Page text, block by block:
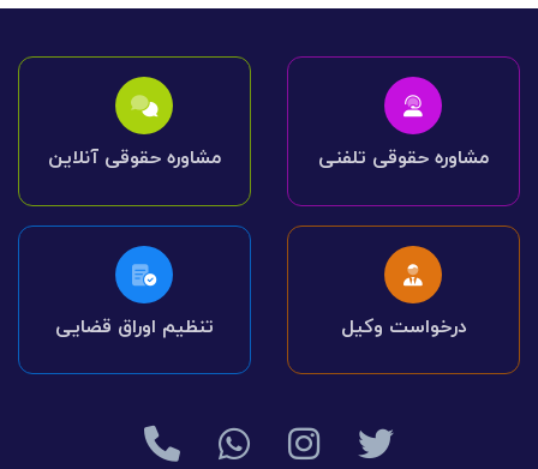
مشاوره حقوقی تلفنی مشاوره حقوقی آنلاین
درخواست وکیل تنظیم اوراق قضایی